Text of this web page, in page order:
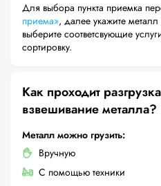
Для выбора пункта приемка
приема», далее укажите металл
выберите соответсвующие услуги и интересующую Вас
сортировку.
Как проходит
взвешивание металла?
Металл можно грузить:
Вручную
С помощью техники